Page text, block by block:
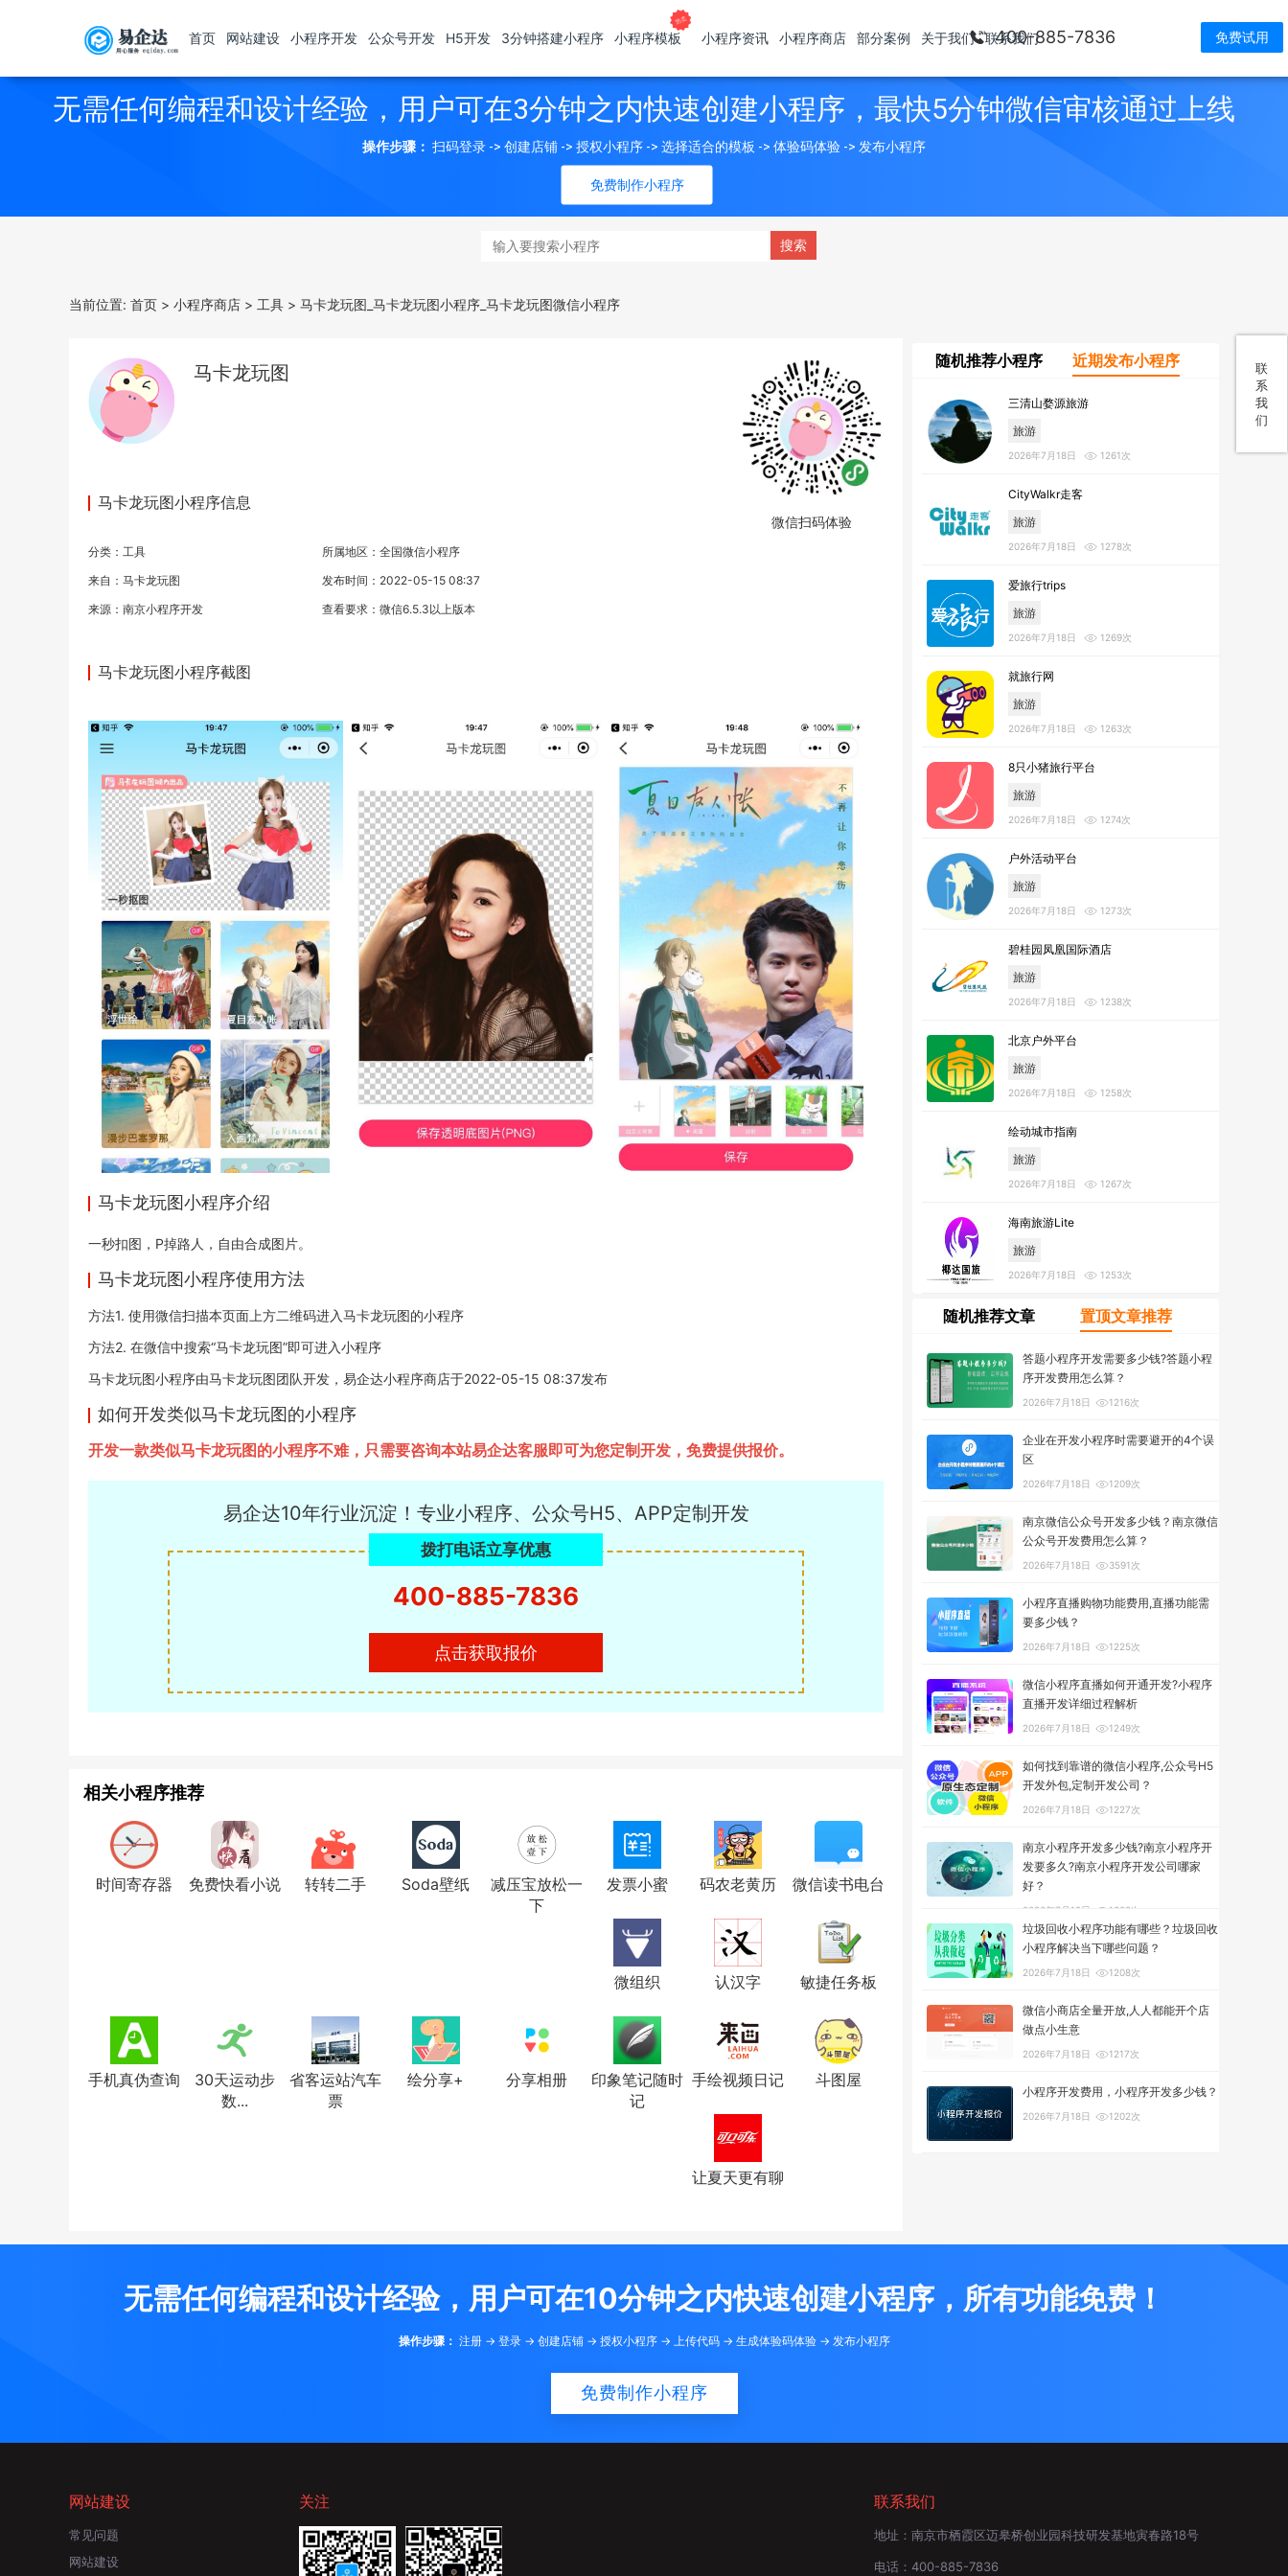
400-885-7836 免费试用
首页 网站建设 小程序开发 公众号开发 H5开发 3分钟搭建小程序 小程序模板 小程序资讯 小程序商店 部分案例 关于我们 联系我们
联
系
我
们
无需任何编程和设计经验，用户可在3分钟之内快速创建小程序，最快5分钟微信审核通过上线
免费制作小程序
操作步骤： 扫码登录 -> 创建店铺 -> 授权小程序 -> 选择适合的模板 -> 体验码体验 -> 发布小程序
当前位置: 首页 > 小程序商店 > 工具 > 马卡龙玩图_马卡龙玩图小程序_马卡龙玩图微信小程序
马卡龙玩图
马卡龙玩图小程序信息
分类： 工具
所属地区：全国微信小程序
来自：马卡龙玩图
发布时间：2022-05-15 08:37
来源： 南京小程序开发 查看要求：微信6.5.3以上版本
微信扫码体验
马卡龙玩图小程序截图
马卡龙玩图小程序介绍
一秒扣图，P掉路人，自由合成图片。
马卡龙玩图小程序使用方法
方法1. 使用微信扫描本页面上方二维码进入马卡龙玩图的小程序
方法2. 在微信中搜索“马卡龙玩图”即可进入小程序
马卡龙玩图小程序由马卡龙玩图团队开发，易企达小程序商店于2022-05-15 08:37发布
如何开发类似马卡龙玩图的小程序
开发一款类似马卡龙玩图的小程序不难，只需要咨询本站易企达客服即可为您定制开发，免费提供报价。
易企达10年行业沉淀！专业小程序、公众号H5、APP定制开发
拨打电话立享优惠
400-885-7836
点击获取报价
相关小程序推荐
时间寄存器 免费快看小说 转转二手 Soda壁纸
减压宝放松一
下
发票小蜜 码农老黄历 微信读书电台
微组织 认汉字 敏捷任务板
手机真伪查询
30天运动步
数...
省客运站汽车
票
绘分享+ 分享相册
印象笔记随时
记
手绘视频日记 斗图屋
让夏天更有聊
随机推荐小程序 近期发布小程序
三清山婺源旅游
旅游
2026年7月18日 1261次
CityWalkr走客
旅游
2026年7月18日 1278次
爱旅行trips
旅游
2026年7月18日 1269次
就旅行网
旅游
2026年7月18日 1263次
8只小猪旅行平台
旅游
2026年7月18日 1274次
户外活动平台
旅游
2026年7月18日 1273次
碧桂园凤凰国际酒店
旅游
2026年7月18日 1238次
北京户外平台
旅游
2026年7月18日 1258次
绘动城市指南
旅游
2026年7月18日 1267次
海南旅游Lite
旅游
2026年7月18日 1253次
随机推荐文章 置顶文章推荐
答题小程序开发需要多少钱?答题小程
序开发费用怎么算？
2026年7月18日 1216次
企业在开发小程序时需要避开的4个误
区
2026年7月18日 1209次
南京微信公众号开发多少钱？南京微信
公众号开发费用怎么算？
2026年7月18日 3591次
小程序直播购物功能费用,直播功能需
要多少钱？
2026年7月18日 1225次
微信小程序直播如何开通开发?小程序
直播开发详细过程解析
2026年7月18日 1249次
如何找到靠谱的微信小程序,公众号H5
开发外包,定制开发公司？
2026年7月18日 1227次
南京小程序开发多少钱?南京小程序开
发要多久?南京小程序开发公司哪家
好？
2026年7月18日 1302次
垃圾回收小程序功能有哪些？垃圾回收
小程序解决当下哪些问题？
2026年7月18日 1208次
微信小商店全量开放,人人都能开个店
做点小生意
2026年7月18日 1217次
小程序开发费用，小程序开发多少钱？
2026年7月18日 1202次
无需任何编程和设计经验，用户可在10分钟之内快速创建小程序，所有功能免费！
操作步骤： 注册 -> 登录 -> 创建店铺 -> 授权小程序 -> 上传代码 -> 生成体验码体验 -> 发布小程序
免费制作小程序
网站建设
常见问题
网站建设
关注 联系我们
地址： 南京市栖霞区迈皋桥创业园科技研发基地寅春路18号
电话： 400-885-7836